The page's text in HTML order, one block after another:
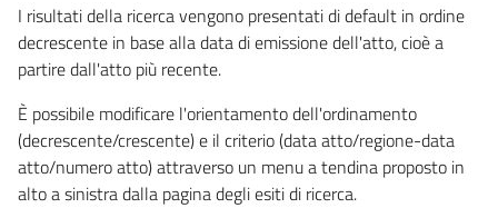
I risultati della ricerca vengono presentati di default in ordine
decrescente in base alla data di emissione dell'atto, cioè a
partire dall'atto più recente.
È possibile modificare l'orientamento dell'ordinamento
(decrescente/crescente) e il criterio (data atto/regione-data
atto/numero atto) attraverso un menu a tendina proposto in
alto a sinistra dalla pagina degli esiti di ricerca.